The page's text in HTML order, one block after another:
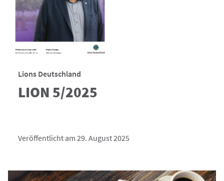
Lions Deutschland
LION 5/2025
Veröffentlicht am 29. August 2025